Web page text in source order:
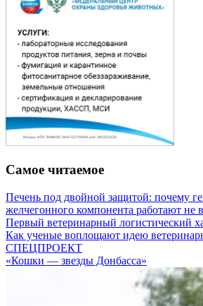
Самое читаемое
Печень под двойной защитой: почему
желчегонного компонента работают не
Первый ветеринарный логистический
Как ученые воплощают идею
СПЕЦПРОЕКТ
«Кошки — звезды Донбасса»